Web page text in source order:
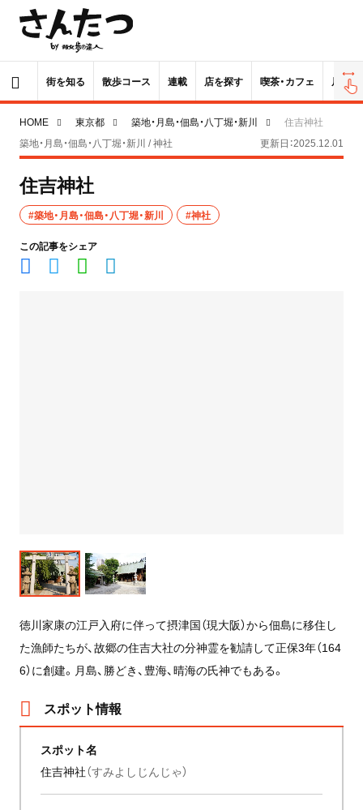
街を知る 散歩コース 連載 店を探す 喫茶・カフェ 居酒屋
HOME 東京都 築地・月島・佃島・八丁堀・新川
住吉神社
築地・月島・佃島・八丁堀・新川 / 神社
更新日：2025.12.01
住吉神社
#築地・月島・佃島・八丁堀・新川 #神社
この記事をシェア
徳川家康の江戸入府に伴って摂津国（現大阪）から佃島に移住し
た漁師たちが、故郷の住吉大社の分神霊を勧請して正保3年（164
6）に創建。月島、勝どき、豊海、晴海の氏神でもある。
スポット情報
スポット名
住吉神社（すみよしじんじゃ）